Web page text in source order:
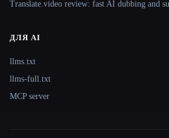
Translate.video review: fast AI dubbing and
ДЛЯ AI
llms.txt
llms-full.txt
MCP server